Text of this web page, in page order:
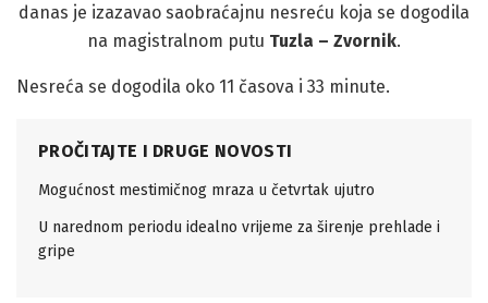
danas je izazavao saobraćajnu nesreću koja se dogodila
na magistralnom putu Tuzla – Zvornik.
Nesreća se dogodila oko 11 časova i 33 minute.
PROČITAJTE I DRUGE NOVOSTI
Mogućnost mestimičnog mraza u četvrtak ujutro
U narednom periodu idealno vrijeme za širenje prehlade i
gripe